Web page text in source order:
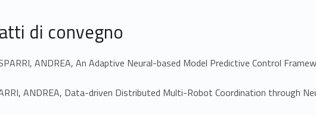
di convegno
ANDREA, An Adaptive Neural-based Model Predictive Control
ANDREA, Data-driven Distributed Multi-Robot Coordination through